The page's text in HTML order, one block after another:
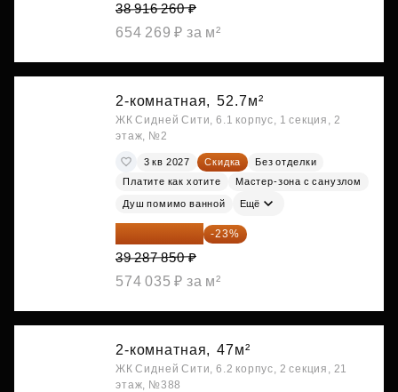
38 916 260 ₽
654 269 ₽ за м²
2-комнатная, 52.7м²
ЖК Сидней Сити, 6.1 корпус, 1 секция, 2
этаж, №2
3 кв 2027 Скидка
Без отделки
Платите как хотите
Мастер-зона с санузлом
Душ помимо ванной Ещё
30 251 645 ₽ -23%
39 287 850 ₽
574 035 ₽ за м²
2-комнатная, 47м²
ЖК Сидней Сити, 6.2 корпус, 2 секция, 21
этаж, №388